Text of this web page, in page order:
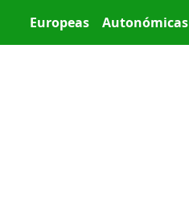
Main menu
Europeas Autonómicas